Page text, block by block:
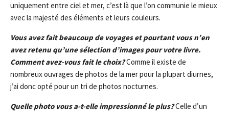
uniquement entre ciel et mer, c’est là que l’on communie le mieux
avec la majesté des éléments et leurs couleurs.
Vous avez fait beaucoup de voyages et pourtant vous n’en
avez retenu qu’une sélection d’images pour votre livre.
Comment avez-vous fait le choix?Comme il existe de
nombreux ouvrages de photos de la mer pour la plupart diurnes,
j’ai donc opté pour un tri de photos nocturnes.
Quelle photo vous a-t-elle impressionné le plus?Celle d’un